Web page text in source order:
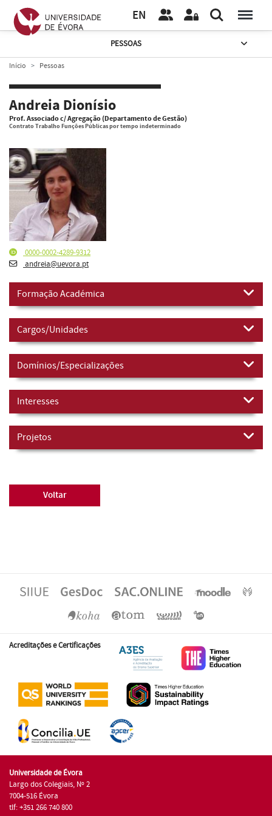
EN
PESSOAS
Início Pessoas
Andreia Dionísio
Prof. Associado c/ Agregação (Departamento de Gestão)
Contrato Trabalho Funções Públicas por tempo indeterminado
0000-0002-4289-9312
andreia@uevora.pt
Formação Académica
Cargos/Unidades
Domínios/Especializações
Interesses
Projetos
Voltar
Acreditações e Certificações
Universidade de Évora
Largo dos Colegiais, Nº 2
7004-516 Évora
tlf: +351 266 740 800